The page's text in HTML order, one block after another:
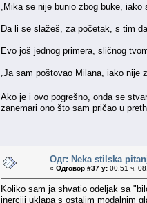
„Mika se nije bunio zbog buke,
Da li se slažeš, za početak, s tim
Evo još jednog primera, sličnog
„Ja sam poštovao Milana, iako nije
Ako je i ovo pogrešno, onda se
zanemari ono što sam pričao u
Одг: Neka stilska
« Одговор #37 у: 00.51 ч.
Koliko sam ja shvatio odeljak sa
inerciji uklapa s ostalim modalnim